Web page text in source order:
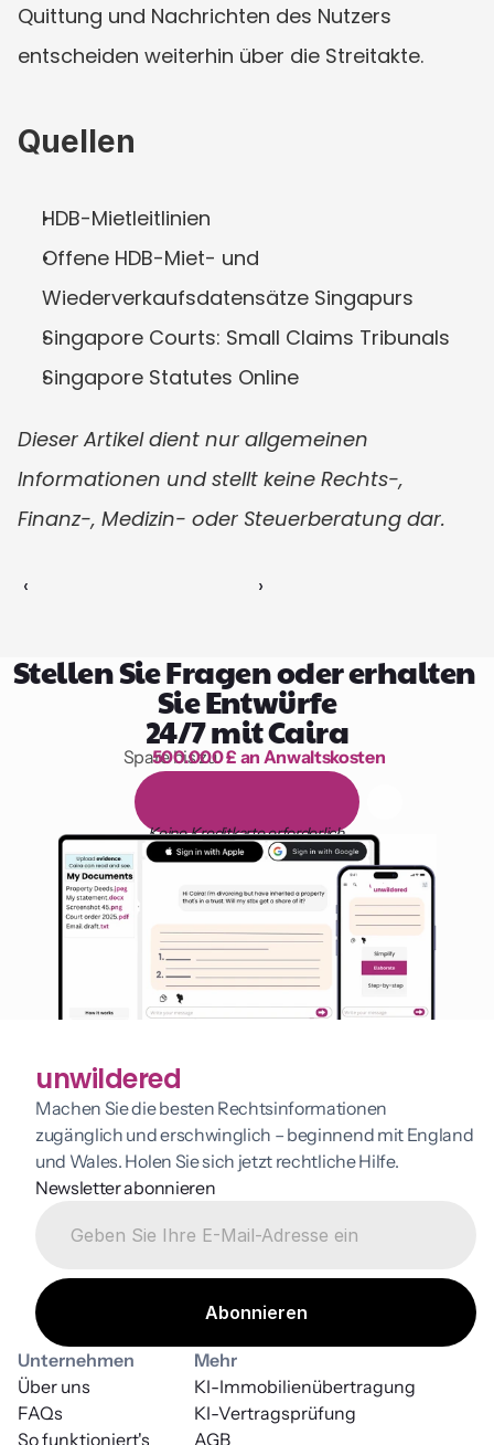
Quittung und Nachrichten des Nutzers
entscheiden weiterhin über die Streitakte.
Quellen
HDB-Mietleitlinien
Offene HDB-Miet- und
Wiederverkaufsdatensätze Singapurs
Singapore Courts: Small Claims Tribunals
Singapore Statutes Online
Dieser Artikel dient nur allgemeinen
Informationen und stellt keine Rechts-,
Finanz-, Medizin- oder Steuerberatung dar.
‹ ›
Stellen Sie Fragen oder erhalten
Sie Entwürfe
24/7 mit Caira
1.000 Stunden Lesen
Spare bis zu
500.000 £ an Anwaltskosten
äg on
Keine Kreditkarte erforderlich
unwildered
Machen Sie die besten Rechtsinformationen
zugänglich und erschwinglich – beginnend mit England
und Wales. Holen Sie sich jetzt rechtliche Hilfe.
Newsletter abonnieren
Unternehmen
Über uns
FAQs
So funktioniert's
Mehr
AGB
KI-Vertragsprüfung
KI-Immobilienübertragung